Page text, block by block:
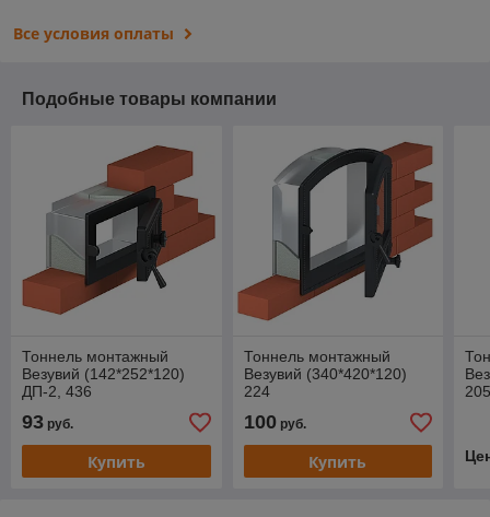
Все условия оплаты
Подобные товары компании
Тоннель монтажный
Везувий (142*252*120)
ДП-2, 436
93 руб.
Купить
Тоннель монтажный
Везувий (340*420*120)
224
100руб.
Купить